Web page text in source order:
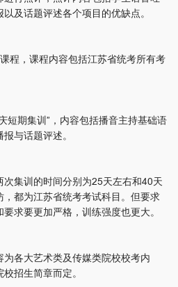
及话题评述各个项目的优缺点。
程，课程内容包括江苏省统考所有考
短期集训”，内容包括播音主持基础语
与话题评述。
集训的时间分别为25天左右和40天
都为江苏省统考考试科目。但要求
求要更加严格，训练强度也更大。
各大艺术类及传媒类院校校考内
招生简章而定。